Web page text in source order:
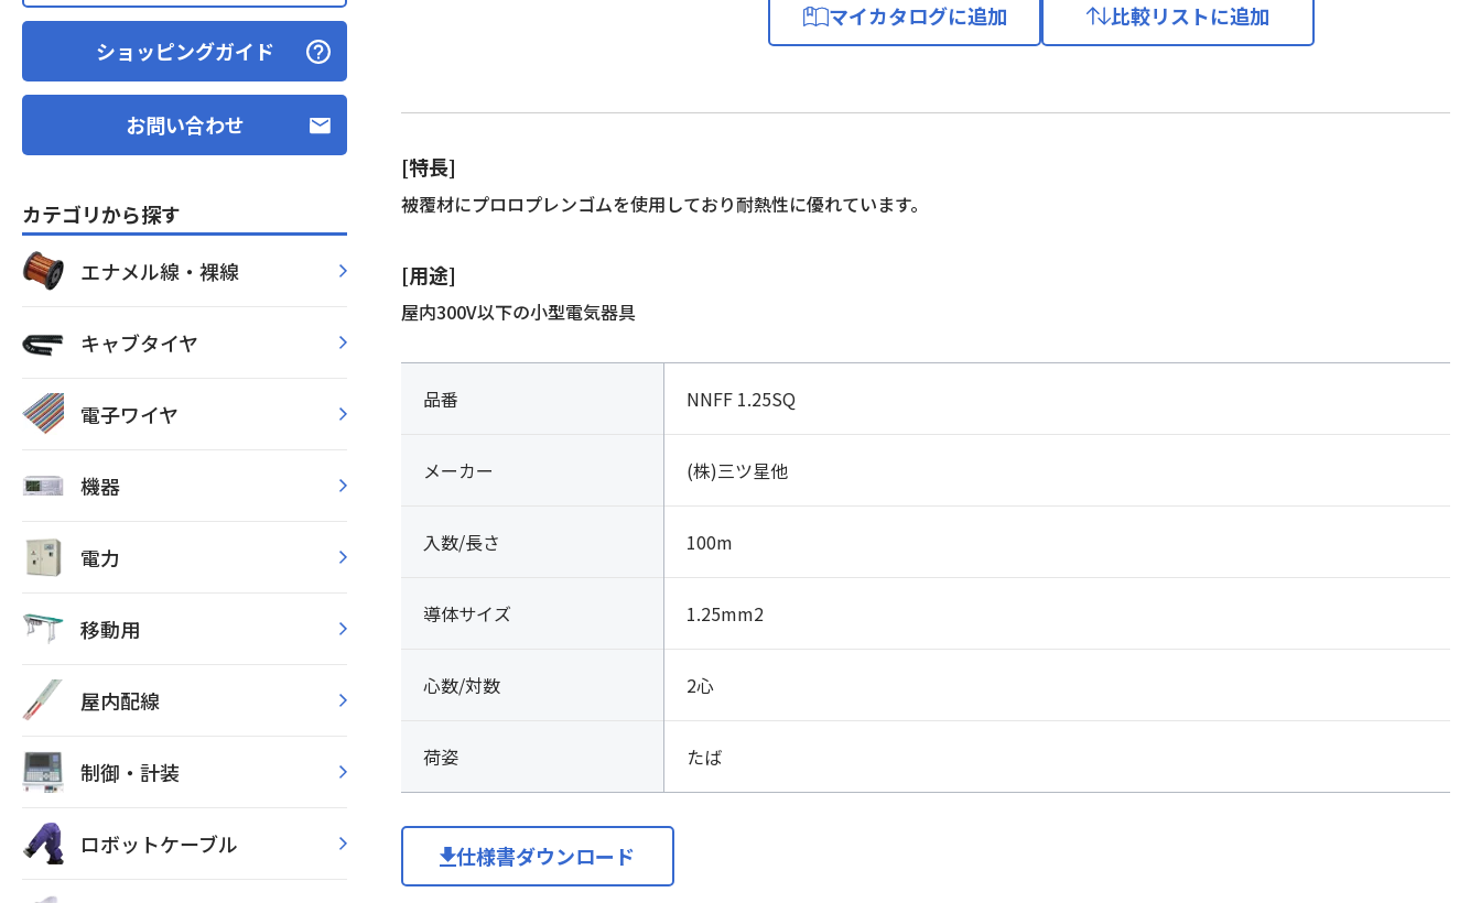
ショッピングガイド
お問い合わせ
カテゴリから探す
エナメル線・裸線
キャブタイヤ
電子ワイヤ
機器
電力
移動用
屋内配線
制御・計装
ロボットケーブル
形
ド
個
マイカタログに追加 比較リストに追加
[特長]
被覆材にプロロプレンゴムを使用しており耐熱性に優れています。
[用途]
屋内300V以下の小型電気器具
品番 NNFF 1.25SQ
メーカー (株)三ツ星他
入数/長さ 100m
導体サイズ 1.25mm2
心数/対数 2心
荷姿 たば
仕様書ダウンロード